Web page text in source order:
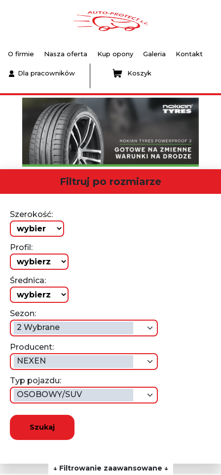
O firmie Nasza oferta Kup opony Galeria Kontakt
Dla pracowników Koszyk
Filtruj po rozmiarze
Szerokość:
Profil:
Średnica:
Sezon:
2 Wybrane
Producent:
NEXEN
Typ pojazdu:
OSOBOWY/SUV
Szukaj
↓ Filtrowanie zaawansowane ↓